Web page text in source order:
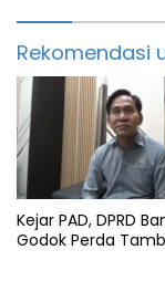
Rekomendasi
Kejar PAD, DPRD
Godok Perda